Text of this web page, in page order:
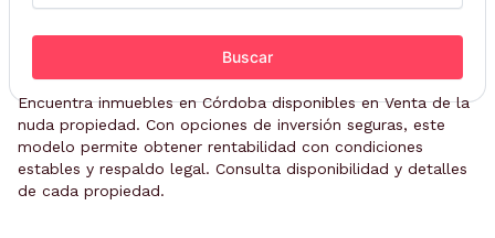
Buscar
Encuentra inmuebles en Córdoba disponibles en Venta de la
nuda propiedad. Con opciones de inversión seguras, este
modelo permite obtener rentabilidad con condiciones
estables y respaldo legal. Consulta disponibilidad y detalles
de cada propiedad.